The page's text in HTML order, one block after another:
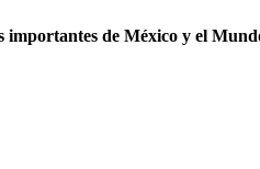
importantes de México y el